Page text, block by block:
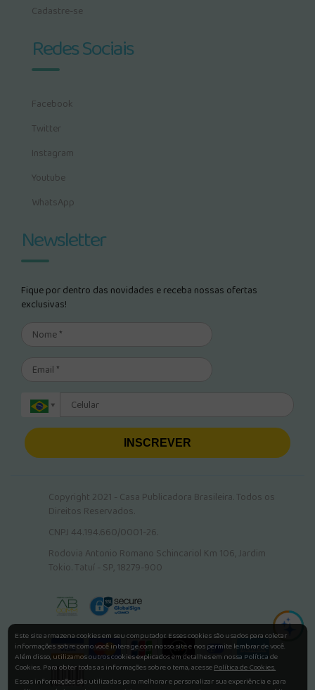
Cadastre-se
Redes Sociais
Facebook
Twitter
Instagram
Youtube
WhatsApp
Newsletter
Fique por dentro das novidades e receba nossas ofertas
exclusivas!
INSCREVER
Copyright 2021 - Casa Publicadora Brasileira. Todos os
Direitos Reservados.
CNPJ 44.194.660/0001-26.
Rodovia Antonio Romano Schincariol Km 106, Jardim
Tokio. Tatuí - SP, 18279-900
Este site armazena cookies em seu computador. Esses cookies são usados para coletar
informações sobre como você interage com nosso site e nos permite lembrar de você.
Além disso, utilizamos outros cookies explicados em detalhes em nossa Política de
Cookies. Para obter todas as informações sobre o tema, acessePolítica de Cookies.
Essas informações são utilizadas para melhorar e personalizar sua experiência e para